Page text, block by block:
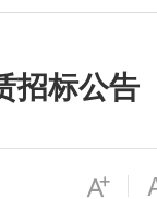
招标公告